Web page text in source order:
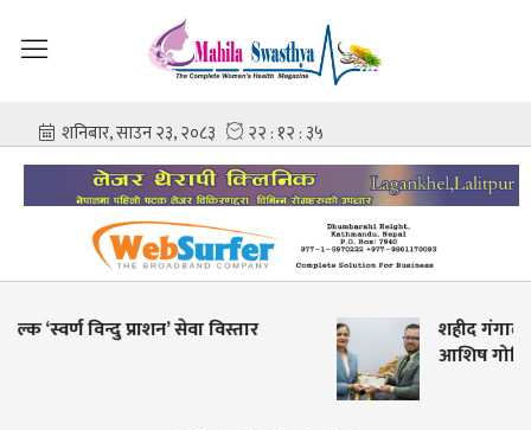
शहीद गंगालाल राष्ट्रिय हृदय केन्द्रको निर्देशकमा
आशिष गोविन्द अमात्य